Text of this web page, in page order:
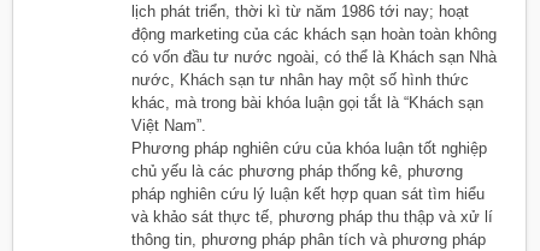
lịch phát triển, thời kì từ năm 1986 tới nay; hoạt
động marketing của các khách sạn hoàn toàn không
có vốn đầu tư nước ngoài, có thể là Khách sạn Nhà
nước, Khách sạn tư nhân hay một số hình thức
khác, mà trong bài khóa luận gọi tắt là “Khách sạn
Việt Nam”.
Phương pháp nghiên cứu của khóa luận tốt nghiệp
chủ yếu là các phương pháp thống kê, phương
pháp nghiên cứu lý luận kết hợp quan sát tìm hiểu
và khảo sát thực tế, phương pháp thu thập và xử lí
thông tin, phương pháp phân tích và phương pháp